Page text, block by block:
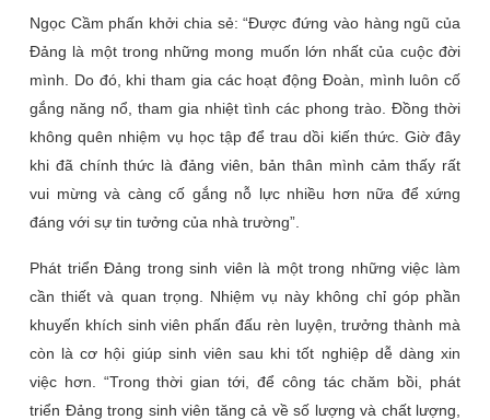
Ngọc Cầm phấn khởi chia sẻ: “Được đứng vào hàng ngũ của
Đảng là một trong những mong muốn lớn nhất của cuộc đời
mình. Do đó, khi tham gia các hoạt động Đoàn, mình luôn cố
gắng năng nổ, tham gia nhiệt tình các phong trào. Đồng thời
không quên nhiệm vụ học tập để trau dồi kiến thức. Giờ đây
khi đã chính thức là đảng viên, bản thân mình cảm thấy rất
vui mừng và càng cố gắng nỗ lực nhiều hơn nữa để xứng
đáng với sự tin tưởng của nhà trường”.
Phát triển Đảng trong sinh viên là một trong những việc làm
cần thiết và quan trọng. Nhiệm vụ này không chỉ góp phần
khuyến khích sinh viên phấn đấu rèn luyện, trưởng thành mà
còn là cơ hội giúp sinh viên sau khi tốt nghiệp dễ dàng xin
việc hơn. “Trong thời gian tới, để công tác chăm bồi, phát
triển Đảng trong sinh viên tăng cả về số lượng và chất lượng,